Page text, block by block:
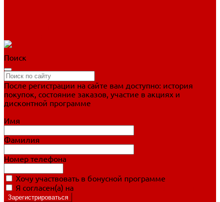
Поиск
После регистрации на сайте вам доступно: история
покупок, состояние заказов, участие в акциях и
дисконтной программе
Имя
Фамилия
Номер телефона
Хочу участвовать в бонусной программе
Я согласен(а) на